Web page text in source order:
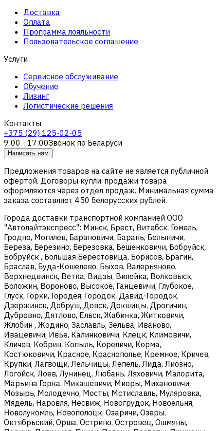
Доставка
Оплата
Программа лояльности
Пользовательское соглашение
Услуги
Сервисное обслуживание
Обучение
Лизинг
Логистические решения
Контакты
+375 (29) 125-02-05
9:00 - 17:00Звонок по Беларуси
Написать нам
Предложения товаров на сайте не является публичной
офертой. Договоры купли-продажи товара
оформляются через отдел продаж. Минимальная сумма
заказа составляет 450 белорусских рублей.
Города доставки транспортной компанией ООО
"Автолайтэкспресс": Минск, Брест, Витебск, Гомель,
Гродно, Могилев, Барановичи, Барань, Белыничи,
Береза, Березино, Березовка, Бешенковичи, Бобруйск,
Бобруйск , Большая Берестовица, Борисов, Брагин,
Браслав, Буда-Кошелево, Быхов, Валерьяново,
Верхнедвинск, Ветка, Видзы, Вилейка, Волковыск,
Воложин, Вороново, Высокое, Ганцевичи, Глубокое,
Глуск, Горки, Городея, Городок, Давид-Городок,
Дзержинск, Добруш, Довск, Докшицы, Дрогичин,
Дубровно, Дятлово, Ельск, Жабинка, Житковичи,
Жлобин , Жодино, Заславль, Зельва, Иваново,
Ивацевичи, Ивье, Калинковичи, Клецк, Климовичи,
Кличев, Кобрин, Копыль, Кореличи, Корма,
Костюковичи, Красное, Краснополье, Кремное, Кричев,
Крупки, Лагвощи, Лельчицы, Лепель, Лида, Лиозно,
Логойск, Лоев, Лунинец, Любань, Ляховичи, Малорита,
Марьина Горка, Микашевичи, Миоры, Михановичи,
Мозырь, Молодечно, Мосты, Мстиславль, Муляровка,
Мядель, Наровля, Несвиж, Новогрудок, Новоельня,
Новолукомль, Новополоцк, Озаричи, Озеры,
Октябрьский, Орша, Острино, Островец, Ошмяны,